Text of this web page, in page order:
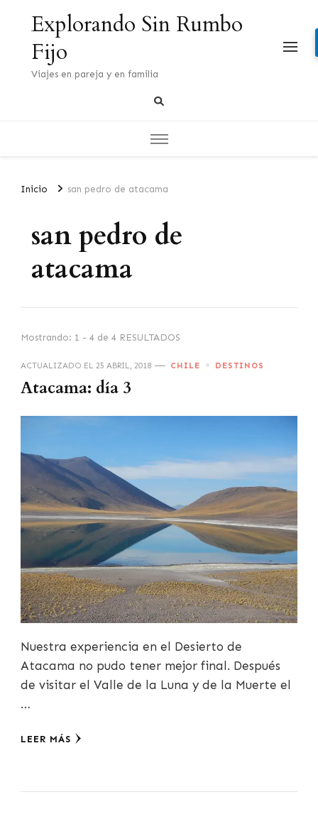
Explorando Sin Rumbo
Fijo
Viajes en pareja y en familia
Inicio san pedro de atacama
san pedro de
atacama
Mostrando: 1 - 4 de 4 RESULTADOS
ACTUALIZADO EL 25 ABRIL, 2018 CHILE DESTINOS
Atacama: día 3
Nuestra experiencia en el Desierto de
Atacama no pudo tener mejor final. Después
de visitar el Valle de la Luna y de la Muerte el
…
LEER MÁS